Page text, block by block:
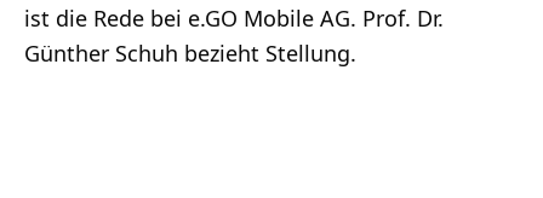
ist die Rede bei e.GO Mobile AG. Prof. Dr.
Günther Schuh bezieht Stellung.